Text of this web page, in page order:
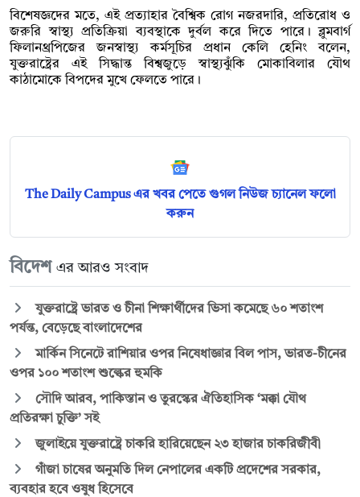
বিশেষজ্ঞদের মতে, এই প্রত্যাহার বৈশ্বিক রোগ নজরদারি, প্রতিরোধ ও
জরুরি স্বাস্থ্য প্রতিক্রিয়া ব্যবস্থাকে দুর্বল করে দিতে পারে। ব্লুমবার্গ
ফিলানথ্রপিজের জনস্বাস্থ্য কর্মসূচির প্রধান কেলি হেনিং বলেন,
যুক্তরাষ্ট্রের এই সিদ্ধান্ত বিশ্বজুড়ে স্বাস্থ্যঝুঁকি মোকাবিলার যৌথ
কাঠামোকে বিপদের মুখে ফেলতে পারে।
The Daily Campus এর খবর পেতে গুগল নিউজ চ্যানেল ফলো
করুন
বিদেশ এর আরও সংবাদ
যুক্তরাষ্ট্রে ভারত ও চীনা শিক্ষার্থীদের ভিসা কমেছে ৬০ শতাংশ
পর্যন্ত, বেড়েছে বাংলাদেশের
মার্কিন সিনেটে রাশিয়ার ওপর নিষেধাজ্ঞার বিল পাস, ভারত-চীনের
ওপর ১০০ শতাংশ শুল্কের হুমকি
সৌদি আরব, পাকিস্তান ও তুরস্কের ঐতিহাসিক ‘মক্কা যৌথ
প্রতিরক্ষা চুক্তি’ সই
জুলাইয়ে যুক্তরাষ্ট্রে চাকরি হারিয়েছেন ২৩ হাজার চাকরিজীবী
গাঁজা চাষের অনুমতি দিল নেপালের একটি প্রদেশের সরকার,
ব্যবহার হবে ওষুধ হিসেবে